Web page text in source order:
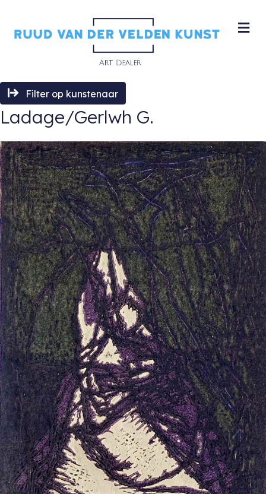
Filter op kunstenaar
Ladage/Gerlwh G.